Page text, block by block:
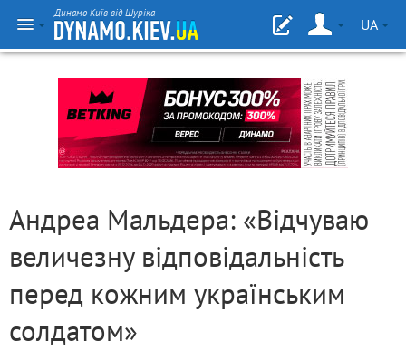
Динамо Київ від Шуріка
UA
Андреа Мальдера: «Відчуваю
величезну відповідальність
перед кожним українським
солдатом»